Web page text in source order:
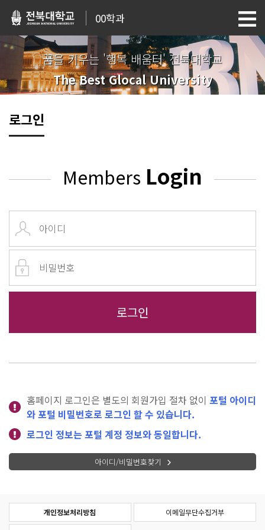
00학과
꿈을 키우는 '행복 배움터' 전북대학교
The Best Glocal University
로그인
Members Login
홈페이지 로그인은 별도의 회원가입 절차 없이 포털 아이디
와 포털 비밀번호로 로그인 할 수 있습니다.
로그인 정보는 포털 계정 정보와 동일합니다.
아이디/비밀번호찾기
개인정보처리방침 이메일무단수집거부